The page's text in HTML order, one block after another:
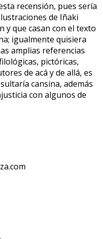
recensión, pues sería
de Iñaki
y que casan con el texto
igualmente quisiera
amplias referencias
pictóricas,
de acá y de allá, es
cansina, además
con algunos de